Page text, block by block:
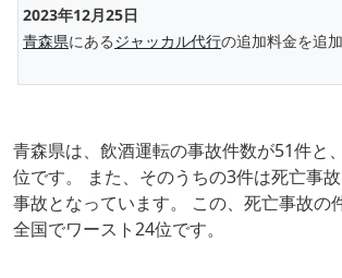
2023年12月25日
青森県にあるジャッカル代行の追加料金を追加
青森県は、飲酒運転の事故件数が51件と
位です。 また、そのうちの3件は死亡事
事故となっています。 この、死亡事故の
全国でワースト24位です。